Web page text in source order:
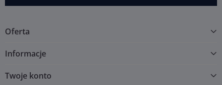
Oferta
Informacje
Twoje konto